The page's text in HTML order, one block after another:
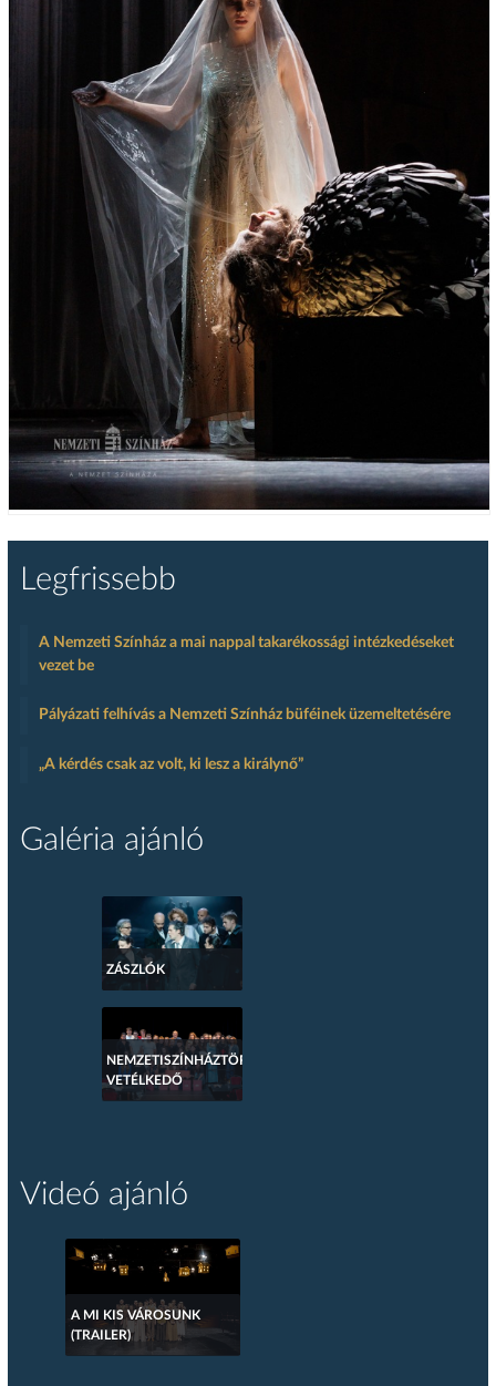
Legfrissebb
A Nemzeti Színház a mai nappal takarékossági intézkedéseket
vezet be
Pályázati felhívás a Nemzeti Színház büféinek üzemeltetésére
„A kérdés csak az volt, ki lesz a királynő”
Galéria ajánló
ZÁSZLÓK
NEMZETISZÍNHÁZTÖRTÉNETI
VETÉLKEDŐ
Videó ajánló
A MI KIS VÁROSUNK
(TRAILER)